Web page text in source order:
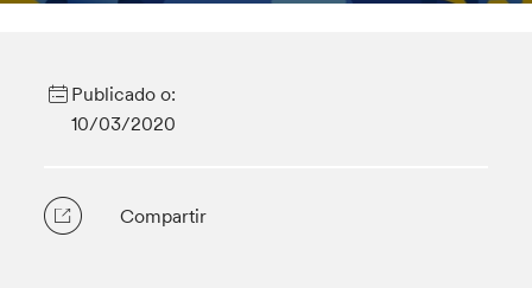
Publicado o:
10/03/2020
Compartir